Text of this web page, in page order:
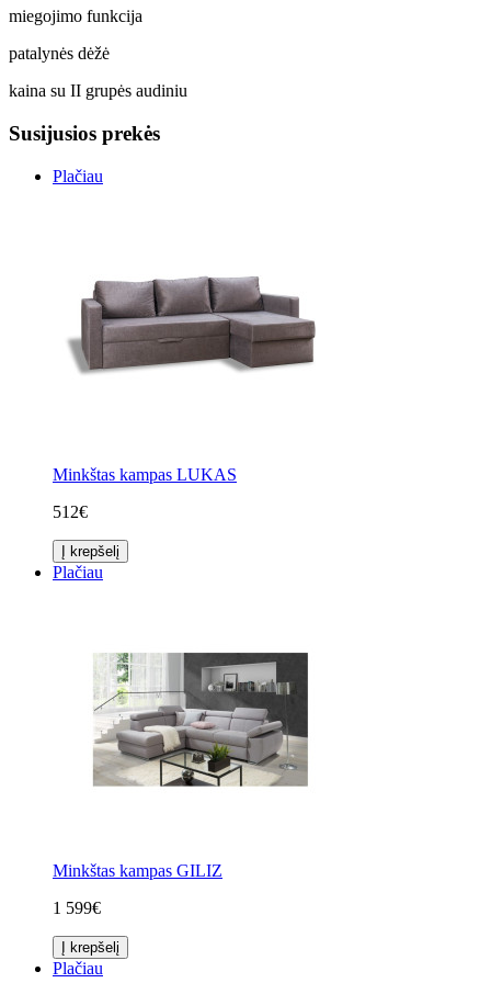
miegojimo funkcija
patalynės dėžė
kaina su II grupės audiniu
Susijusios prekės
Plačiau
Minkštas kampas LUKAS
512€
Į krepšelį
Plačiau
Minkštas kampas GILIZ
1 599€
Į krepšelį
Plačiau